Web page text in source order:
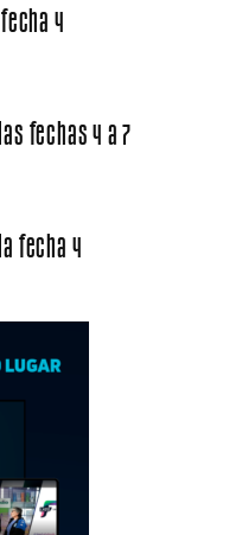
4
fechas 4 a 7
fecha 4